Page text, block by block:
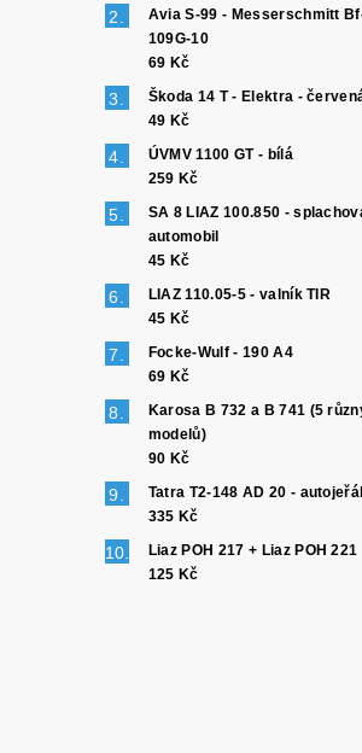
Avia S-99 - Messerschmitt
109G-10
69 Kč
Škoda 14 T - Elektra -
49 Kč
ÚVMV 1100 GT - bílá
259 Kč
SA 8 LIAZ 100.850 -
automobil
45 Kč
LIAZ 110.05-5 - valník TIR
45 Kč
Focke-Wulf - 190 A4
69 Kč
Karosa B 732 a B 741 (5
modelů)
90 Kč
Tatra T2-148 AD 20 -
335 Kč
Liaz POH 217 + Liaz POH 221
125 Kč